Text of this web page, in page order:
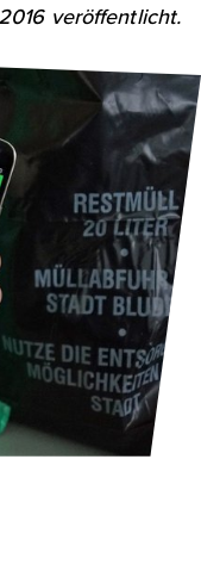
veröffentlicht.